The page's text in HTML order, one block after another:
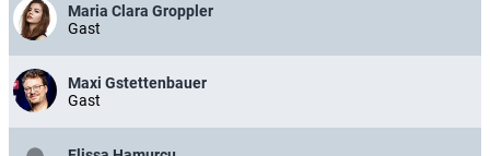
Maria Clara Groppler
Gast
Maxi Gstettenbauer
Gast